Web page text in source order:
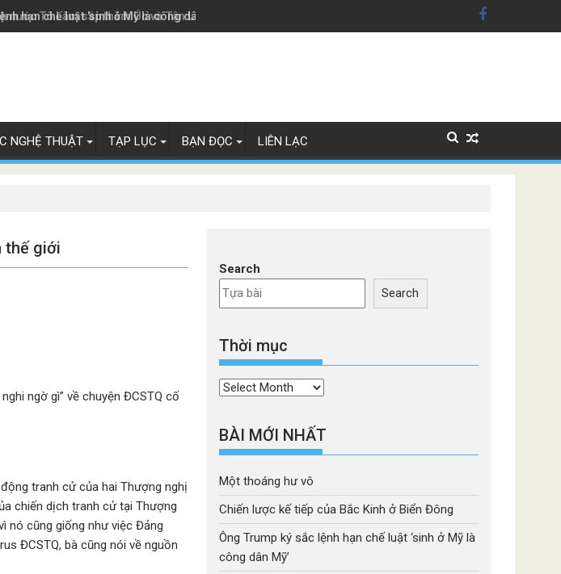
hạn chế luật 'sinh ở Mỹ là công dân Mỹ'
nước Tô Lâm sắp thăm Úc và Tân Lây Lan
NGHỆ THUẬT TẠP LỤC BẠN ĐỌC LIÊN LẠC
thế giới
ngờ gì” về chuyện ĐCSTQ cố
tranh cử của hai Thượng nghị
chiến dịch tranh cử tại Thượng
nó cũng giống như việc Đảng
ĐCSTQ, bà cũng nói về nguồn
Search
Search
Thời mục
Thời
BÀI MỚI NHẤT
Một thoáng hư vô
Chiến lược kế tiếp của Bắc Kinh ở Biển Đông
Ông Trump ký sắc lệnh hạn chế luật ‘sinh ở Mỹ là
công dân Mỹ’